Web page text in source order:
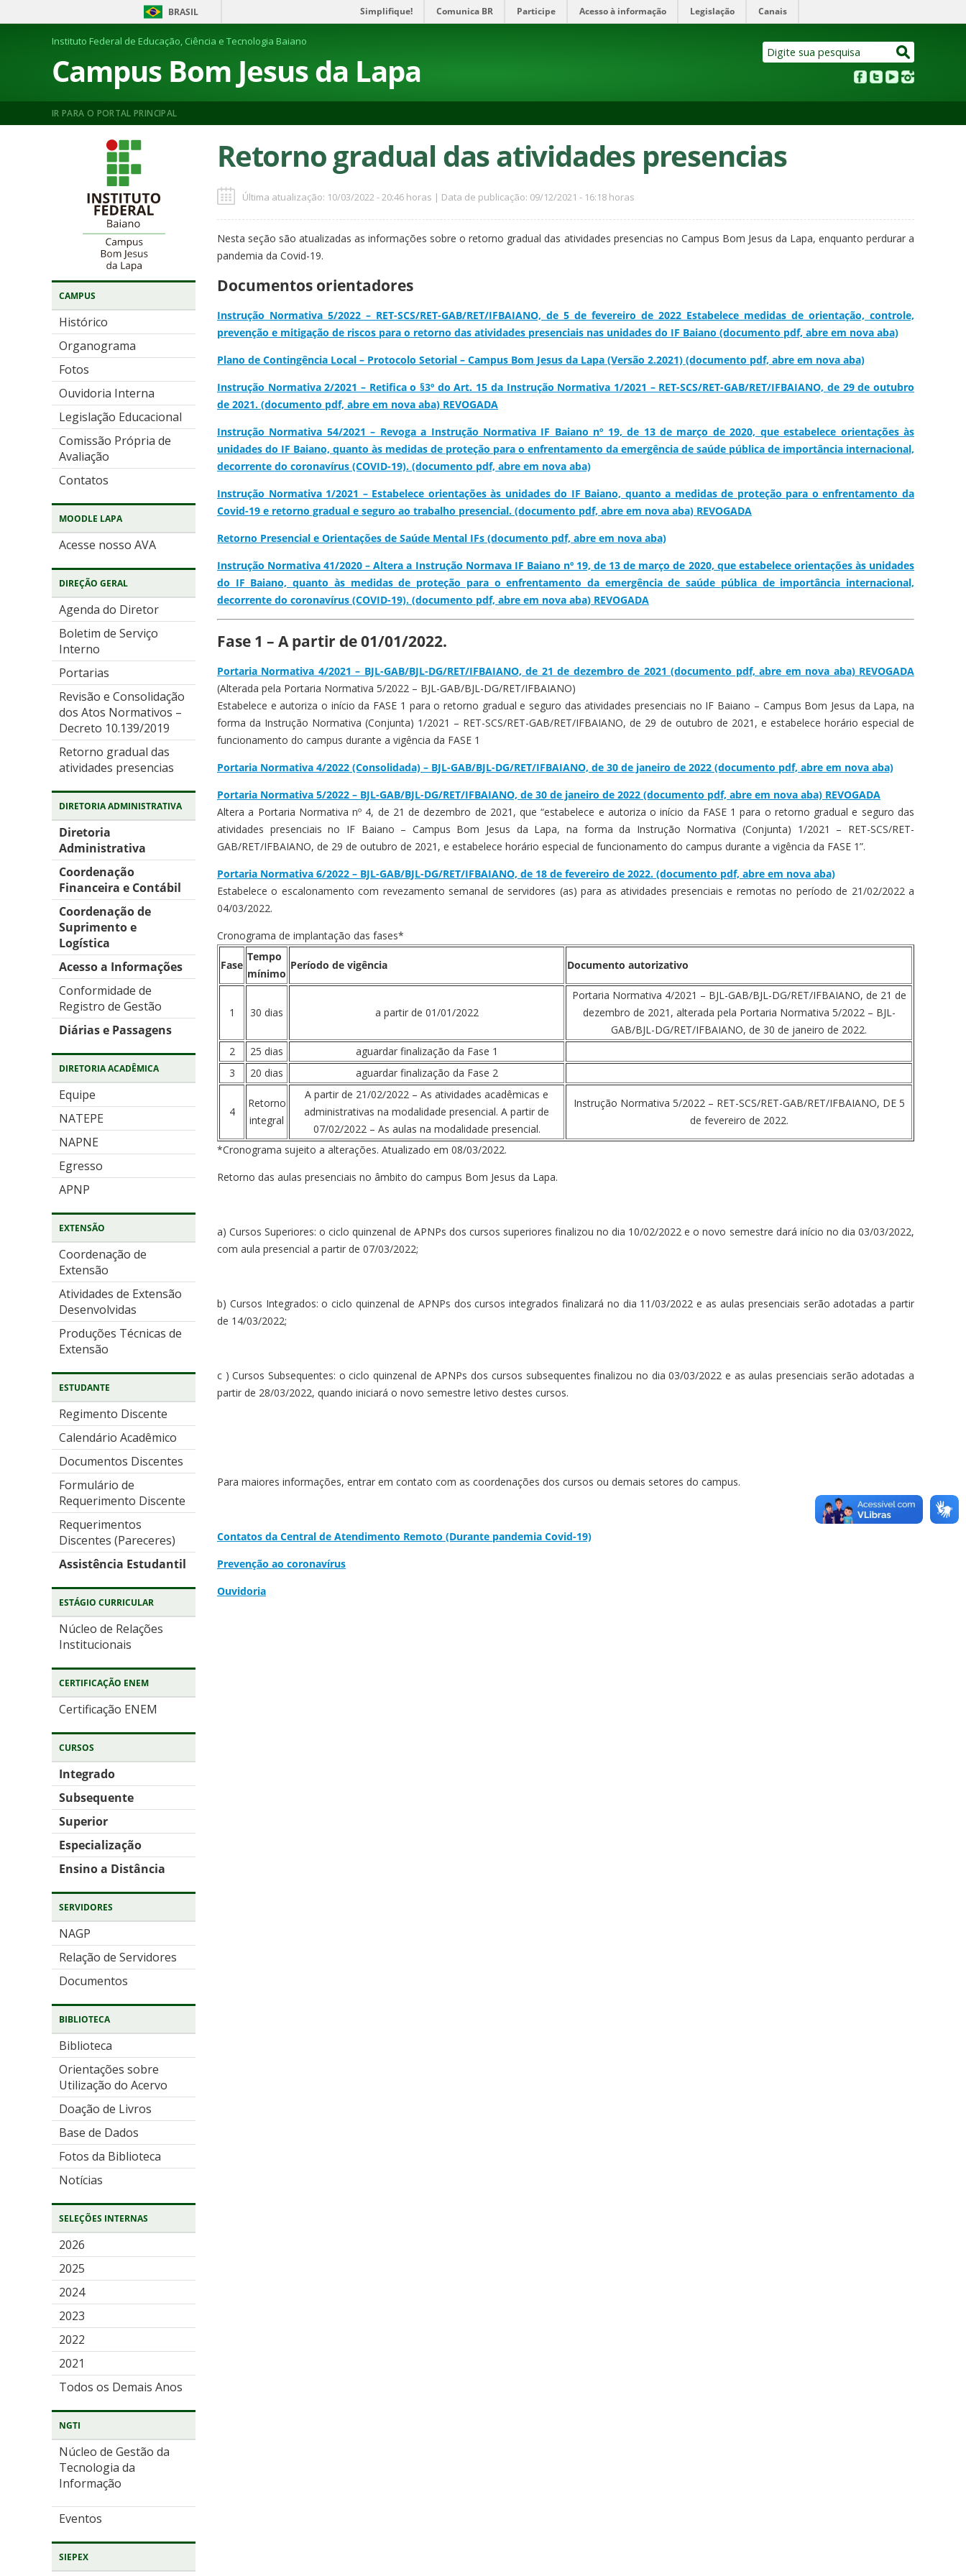
BRASIL Simplifique! Comunica BR Participe Acesso à informação Legislação Canais
Instituto Federal de Educação, Ciência e Tecnologia Baiano
Campus Bom Jesus da Lapa
IR PARA O PORTAL PRINCIPAL
CAMPUS
Histórico
Organograma
Fotos
Ouvidoria Interna
Legislação Educacional
Comissão Própria de
Avaliação
Contatos
MOODLE LAPA
Acesse nosso AVA
DIREÇÃO GERAL
Agenda do Diretor
Boletim de Serviço
Interno
Portarias
Revisão e Consolidação
dos Atos Normativos –
Decreto 10.139/2019
Retorno gradual das
atividades presencias
DIRETORIA ADMINISTRATIVA
Diretoria
Administrativa
Coordenação
Financeira e Contábil
Coordenação de
Suprimento e
Logística
Acesso a Informações
Conformidade de
Registro de Gestão
Diárias e Passagens
DIRETORIA ACADÊMICA
Equipe
NATEPE
NAPNE
Egresso
APNP
EXTENSÃO
Coordenação de
Extensão
Atividades de Extensão
Desenvolvidas
Produções Técnicas de
Extensão
ESTUDANTE
Regimento Discente
Calendário Acadêmico
Documentos Discentes
Formulário de
Requerimento Discente
Requerimentos
Discentes (Pareceres)
Assistência Estudantil
ESTÁGIO CURRICULAR
Núcleo de Relações
Institucionais
CERTIFICAÇÃO ENEM
Certificação ENEM
CURSOS
Integrado
Subsequente
Superior
Especialização
Ensino a Distância
SERVIDORES
NAGP
Relação de Servidores
Documentos
BIBLIOTECA
Biblioteca
Orientações sobre
Utilização do Acervo
Doação de Livros
Base de Dados
Fotos da Biblioteca
Notícias
SELEÇÕES INTERNAS
2026
2025
2024
2023
2022
2021
Todos os Demais Anos
NGTI
Núcleo de Gestão da
Tecnologia da
Informação
Eventos
SIEPEX
Retorno gradual das atividades presencias
Última atualização: 10/03/2022 - 20:46 horas | Data de publicação: 09/12/2021 - 16:18 horas
Nesta seção são atualizadas as informações sobre o retorno gradual das atividades presencias no Campus Bom Jesus da Lapa, enquanto perdurar a
pandemia da Covid-19.
Documentos orientadores
Instrução Normativa 5/2022 – RET-SCS/RET-GAB/RET/IFBAIANO, de 5 de fevereiro de 2022 Estabelece medidas de orientação, controle,
prevenção e mitigação de riscos para o retorno das atividades presenciais nas unidades do IF Baiano (documento pdf, abre em nova aba)
Plano de Contingência Local – Protocolo Setorial – Campus Bom Jesus da Lapa (Versão 2.2021) (documento pdf, abre em nova aba)
Instrução Normativa 2/2021 – Retifica o §3º do Art. 15 da Instrução Normativa 1/2021 – RET-SCS/RET-GAB/RET/IFBAIANO, de 29 de outubro
de 2021. (documento pdf, abre em nova aba) REVOGADA
Instrução Normativa 54/2021 – Revoga a Instrução Normativa IF Baiano nº 19, de 13 de março de 2020, que estabelece orientações às
unidades do IF Baiano, quanto às medidas de proteção para o enfrentamento da emergência de saúde pública de importância internacional,
decorrente do coronavírus (COVID-19). (documento pdf, abre em nova aba)
Instrução Normativa 1/2021 – Estabelece orientações às unidades do IF Baiano, quanto a medidas de proteção para o enfrentamento da
Covid-19 e retorno gradual e seguro ao trabalho presencial. (documento pdf, abre em nova aba) REVOGADA
Retorno Presencial e Orientações de Saúde Mental IFs (documento pdf, abre em nova aba)
Instrução Normativa 41/2020 – Altera a Instrução Normava IF Baiano nº 19, de 13 de março de 2020, que estabelece orientações às unidades
do IF Baiano, quanto às medidas de proteção para o enfrentamento da emergência de saúde pública de importância internacional,
decorrente do coronavírus (COVID-19). (documento pdf, abre em nova aba) REVOGADA
Fase 1 – A partir de 01/01/2022.
Portaria Normativa 4/2021 – BJL-GAB/BJL-DG/RET/IFBAIANO, de 21 de dezembro de 2021 (documento pdf, abre em nova aba) REVOGADA
(Alterada pela Portaria Normativa 5/2022 – BJL-GAB/BJL-DG/RET/IFBAIANO)
Estabelece e autoriza o início da FASE 1 para o retorno gradual e seguro das atividades presenciais no IF Baiano – Campus Bom Jesus da Lapa, na
forma da Instrução Normativa (Conjunta) 1/2021 – RET-SCS/RET-GAB/RET/IFBAIANO, de 29 de outubro de 2021, e estabelece horário especial de
funcionamento do campus durante a vigência da FASE 1
Portaria Normativa 4/2022 (Consolidada) – BJL-GAB/BJL-DG/RET/IFBAIANO, de 30 de janeiro de 2022 (documento pdf, abre em nova aba)
Portaria Normativa 5/2022 – BJL-GAB/BJL-DG/RET/IFBAIANO, de 30 de janeiro de 2022 (documento pdf, abre em nova aba) REVOGADA
Altera a Portaria Normativa nº 4, de 21 de dezembro de 2021, que “estabelece e autoriza o início da FASE 1 para o retorno gradual e seguro das
atividades presenciais no IF Baiano – Campus Bom Jesus da Lapa, na forma da Instrução Normativa (Conjunta) 1/2021 – RET-SCS/RET-
GAB/RET/IFBAIANO, de 29 de outubro de 2021, e estabelece horário especial de funcionamento do campus durante a vigência da FASE 1”.
Portaria Normativa 6/2022 – BJL-GAB/BJL-DG/RET/IFBAIANO, de 18 de fevereiro de 2022. (documento pdf, abre em nova aba)
Estabelece o escalonamento com revezamento semanal de servidores (as) para as atividades presenciais e remotas no período de 21/02/2022 a
04/03/2022.
Cronograma de implantação das fases*
Fase
Tempo
mínimo
Período de vigência Documento autorizativo
1 30 dias a partir de 01/01/2022
Portaria Normativa 4/2021 – BJL-GAB/BJL-DG/RET/IFBAIANO, de 21 de
dezembro de 2021, alterada pela Portaria Normativa 5/2022 – BJL-
GAB/BJL-DG/RET/IFBAIANO, de 30 de janeiro de 2022.
2
25 dias
aguardar finalização da Fase 1
3
20 dias aguardar finalização da Fase 2
4
Retorno
integral
A partir de 21/02/2022 – As atividades acadêmicas e
administrativas na modalidade presencial. A partir de
07/02/2022 – As aulas na modalidade presencial.
Instrução Normativa 5/2022 – RET-SCS/RET-GAB/RET/IFBAIANO, DE 5
de fevereiro de 2022.
*Cronograma sujeito a alterações. Atualizado em 08/03/2022.
Retorno das aulas presenciais no âmbito do campus Bom Jesus da Lapa.
a) Cursos Superiores: o ciclo quinzenal de APNPs dos cursos superiores finalizou no dia 10/02/2022 e o novo semestre dará início no dia 03/03/2022,
com aula presencial a partir de 07/03/2022;
b) Cursos Integrados: o ciclo quinzenal de APNPs dos cursos integrados finalizará no dia 11/03/2022 e as aulas presenciais serão adotadas a partir
de 14/03/2022;
c ) Cursos Subsequentes: o ciclo quinzenal de APNPs dos cursos subsequentes finalizou no dia 03/03/2022 e as aulas presenciais serão adotadas a
partir de 28/03/2022, quando iniciará o novo semestre letivo destes cursos.
Para maiores informações, entrar em contato com as coordenações dos cursos ou demais setores do campus.
Contatos da Central de Atendimento Remoto (Durante pandemia Covid-19)
Prevenção ao coronavírus
Ouvidoria